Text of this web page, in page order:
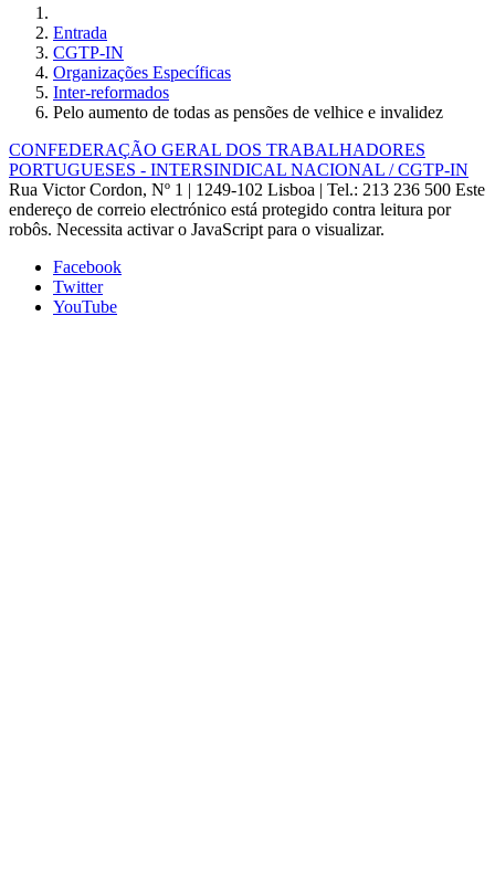
Entrada
CGTP-IN
Organizações Específicas
Inter-reformados
Pelo aumento de todas as pensões de velhice e invalidez
CONFEDERAÇÃO GERAL DOS TRABALHADORES
PORTUGUESES - INTERSINDICAL NACIONAL / CGTP-IN
Rua Victor Cordon, Nº 1 | 1249-102 Lisboa | Tel.: 213 236 500 Este
endereço de correio electrónico está protegido contra leitura por
robôs. Necessita activar o JavaScript para o visualizar.
Facebook
Twitter
YouTube